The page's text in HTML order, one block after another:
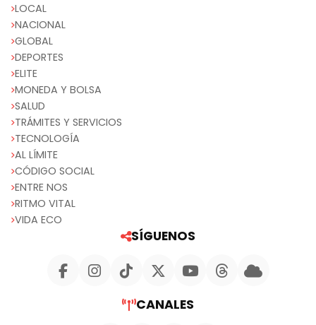
LOCAL
NACIONAL
GLOBAL
DEPORTES
ELITE
MONEDA Y BOLSA
SALUD
TRÁMITES Y SERVICIOS
TECNOLOGÍA
AL LÍMITE
CÓDIGO SOCIAL
ENTRE NOS
RITMO VITAL
VIDA ECO
SÍGUENOS
CANALES